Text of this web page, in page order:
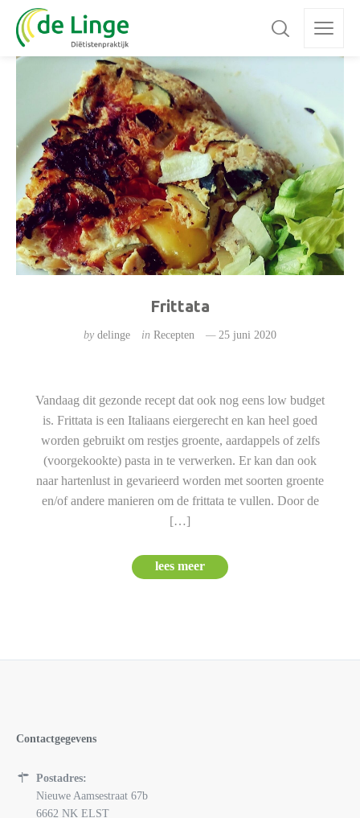
Frittata
by delinge in Recepten 25 juni 2020
Vandaag dit gezonde recept dat ook nog eens low budget
is. Frittata is een Italiaans eiergerecht en kan heel goed
worden gebruikt om restjes groente, aardappels of zelfs
(voorgekookte) pasta in te verwerken. Er kan dan ook
naar hartenlust in gevarieerd worden met soorten groente
en/of andere manieren om de frittata te vullen. Door de
[…]
lees meer
Contactgegevens
Postadres:
Nieuwe Aamsestraat 67b
6662 NK ELST